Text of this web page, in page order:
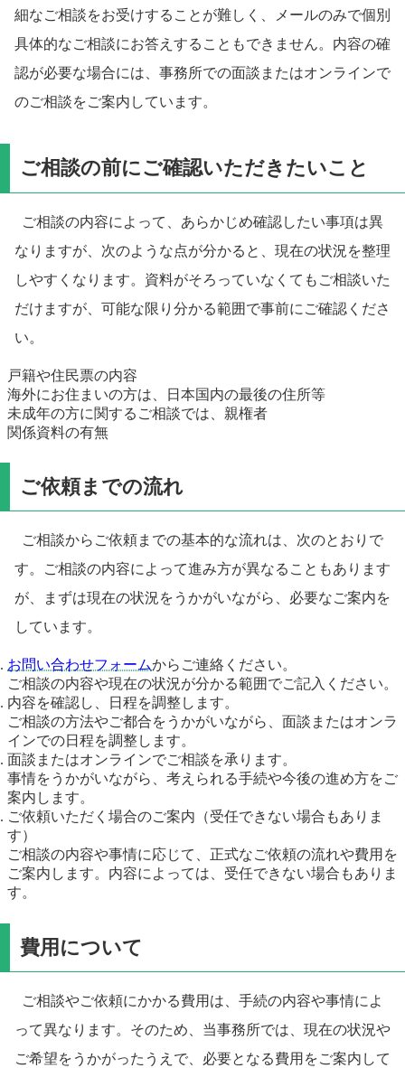
細なご相談をお受けすることが難しく、メールのみで個別
具体的なご相談にお答えすることもできません。内容の確
認が必要な場合には、事務所での面談またはオンラインで
のご相談をご案内しています。
ご相談の前にご確認いただきたいこと
ご相談の内容によって、あらかじめ確認したい事項は異
なりますが、次のような点が分かると、現在の状況を整理
しやすくなります。資料がそろっていなくてもご相談いた
だけますが、可能な限り分かる範囲で事前にご確認くださ
い。
戸籍や住民票の内容
海外にお住まいの方は、日本国内の最後の住所等
未成年の方に関するご相談では、親権者
関係資料の有無
ご依頼までの流れ
ご相談からご依頼までの基本的な流れは、次のとおりで
す。ご相談の内容によって進み方が異なることもあります
が、まずは現在の状況をうかがいながら、必要なご案内を
しています。
お問い合わせフォームからご連絡ください。
ご相談の内容や現在の状況が分かる範囲でご記入ください。
内容を確認し、日程を調整します。
ご相談の方法やご都合をうかがいながら、面談またはオンラ
インでの日程を調整します。
面談またはオンラインでご相談を承ります。
事情をうかがいながら、考えられる手続や今後の進め方をご
案内します。
ご依頼いただく場合のご案内（受任できない場合もありま
す）
ご相談の内容や事情に応じて、正式なご依頼の流れや費用を
ご案内します。内容によっては、受任できない場合もありま
す。
費用について
ご相談やご依頼にかかる費用は、手続の内容や事情によ
って異なります。そのため、当事務所では、現在の状況や
ご希望をうかがったうえで、必要となる費用をご案内して